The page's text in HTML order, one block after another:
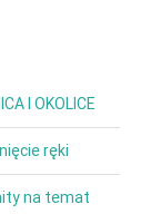
I OKOLICE
ręki
na temat